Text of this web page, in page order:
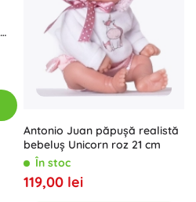
Antonio Juan păpușă realistă
bebeluș Unicorn roz 21 cm
În stoc
119,00 lei